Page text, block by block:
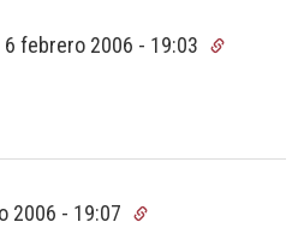
6 febrero 2006 - 19:03
2006 - 19:07